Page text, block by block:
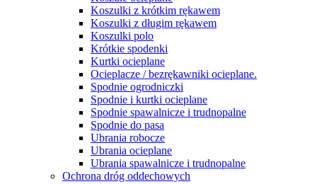
Koszulki z krótkim rękawem
Koszulki z długim rękawem
Koszulki polo
Krótkie spodenki
Kurtki ocieplane
Ocieplacze / bezrękawniki ocieplane.
Spodnie ogrodniczki
Spodnie i kurtki ocieplane
Spodnie spawalnicze i trudnopalne
Spodnie do pasa
Ubrania robocze
Ubrania ocieplane
Ubrania spawalnicze i trudnopalne
Ochrona dróg oddechowych